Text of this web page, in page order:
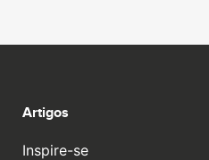
Artigos
Inspire-se